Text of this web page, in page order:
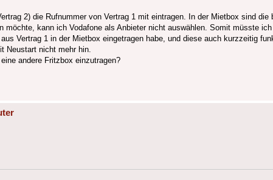
2) die Rufnummer von Vertrag 1 mit eintragen. In der Mietbox sind die
kann ich Vodafone als Anbieter nicht auswählen. Somit müsste
Vertrag 1 in der Mietbox eingetragen habe, und diese auch kurzzeitig
Neustart nicht mehr hin.
andere Fritzbox einzutragen?